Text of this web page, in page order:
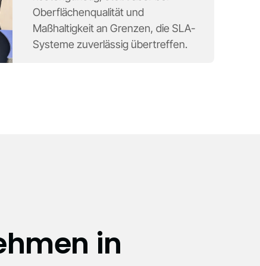
Oberflächenqualität und
Maßhaltigkeit an Grenzen, die SLA-
Systeme zuverlässig übertreffen.
in